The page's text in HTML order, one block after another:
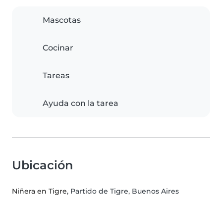
Mascotas
Cocinar
Tareas
Ayuda con la tarea
Ubicación
Niñera en Tigre, Partido de Tigre, Buenos Aires